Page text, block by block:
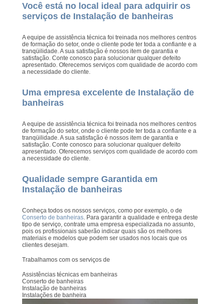
Você está no local ideal para adquirir os
serviços de Instalação de banheiras
A equipe de assistência técnica foi treinada nos melhores centros
de formação do setor, onde o cliente pode ter toda a confiante e a
tranqüilidade. A sua satisfação é nossos item de garantia e
satisfação. Conte conosco para solucionar qualquer defeito
apresentado. Oferecemos serviços com qualidade de acordo com
a necessidade do cliente.
Uma empresa excelente de Instalação de
banheiras
A equipe de assistência técnica foi treinada nos melhores centros
de formação do setor, onde o cliente pode ter toda a confiante e a
tranqüilidade. A sua satisfação é nossos item de garantia e
satisfação. Conte conosco para solucionar qualquer defeito
apresentado. Oferecemos serviços com qualidade de acordo com
a necessidade do cliente.
Qualidade sempre Garantida em
Instalação de banheiras
Conheça todos os nossos serviços, como por exemplo, o de
Conserto de banheiras. Para garantir a qualidade e entrega deste
tipo de serviço, contrate uma empresa especializada no assunto,
pois os profissionais saberão indicar quais são os melhores
materiais e modelos que podem ser usados nos locais que os
clientes desejam.
Trabalhamos com os serviços de
Assistências técnicas em banheiras
Conserto de banheiras
Instalação de banheiras
Instalações de banheira